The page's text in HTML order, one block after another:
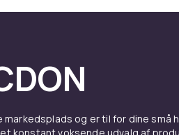
markedsplads og er til for dine